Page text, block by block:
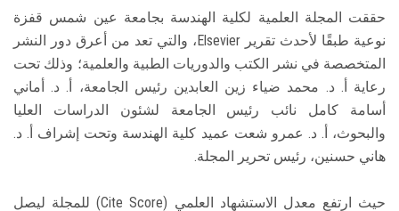
حققت المجلة العلمية لكلية الهندسة بجامعة عين شمس قفزة
نوعية طبقًا لأحدث تقرير Elsevier، والتي تعد من أعرق دور النشر
المتخصصة في نشر الكتب والدوريات الطبية والعلمية؛ وذلك تحت
رعاية أ. د. محمد ضياء زين العابدين رئيس الجامعة، أ. د. أماني
أسامة كامل نائب رئيس الجامعة لشئون الدراسات العليا
والبحوث، أ. د. عمرو شعت عميد كلية الهندسة وتحت إشراف أ. د.
هاني حسنين، رئيس تحرير المجلة.
حيث ارتفع معدل الاستشهاد العلمي (Cite Score) للمجلة ليصل